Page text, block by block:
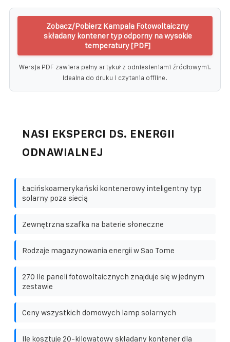
Zobacz/Pobierz Kampala Fotowoltaiczny
składany kontener typ odporny na wysokie
temperatury [PDF]
Wersja PDF zawiera pełny artykuł z odniesieniami źródłowymi.
Idealna do druku i czytania offline.
NASI EKSPERCI DS. ENERGII
ODNAWIALNEJ
Łacińskoamerykański kontenerowy inteligentny typ
solarny poza siecią
Zewnętrzna szafka na baterie słoneczne
Rodzaje magazynowania energii w Sao Tome
270 Ile paneli fotowoltaicznych znajduje się w jednym
zestawie
Ceny wszystkich domowych lamp solarnych
Ile kosztuje 20-kilowatowy składany kontener dla